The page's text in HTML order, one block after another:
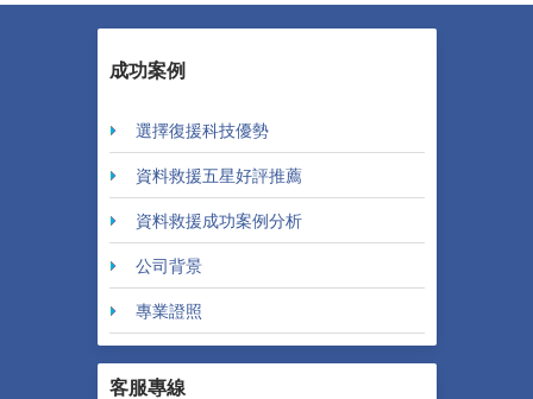
成功案例
選擇復援科技優勢
資料救援五星好評推薦
資料救援成功案例分析
公司背景
專業證照
客服專線